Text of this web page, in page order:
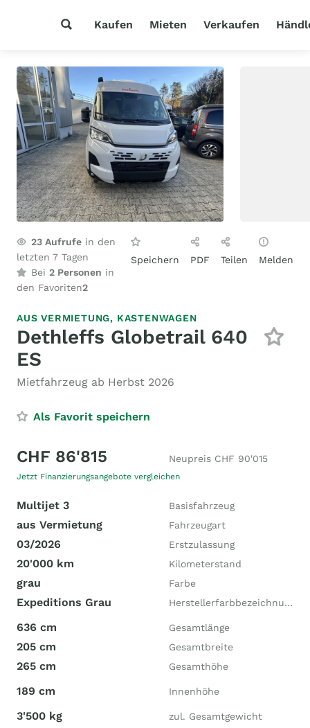
Kaufen Mieten Verkaufen
23 Aufrufe in den
letzten 7 Tagen
Bei 2 Personen in
den Favoriten2
Speichern PDF Teilen Melden
AUS VERMIETUNG, KASTENWAGEN
Dethleffs Globetrail 640
ES
Mietfahrzeug ab Herbst 2026
Als Favorit speichern
CHF 86'815 Neupreis CHF 90'015
Jetzt Finanzierungsangebote vergleichen
Multijet 3 Basisfahrzeug
aus Vermietung Fahrzeugart
03/2026 Erstzulassung
20'000 km Kilometerstand
grau Farbe
Expeditions Grau Herstellerfarbbezeichnung
636 cm Gesamtlänge
205 cm Gesamtbreite
265 cm Gesamthöhe
189 cm Innenhöhe
3'500 kg zul. Gesamtgewicht